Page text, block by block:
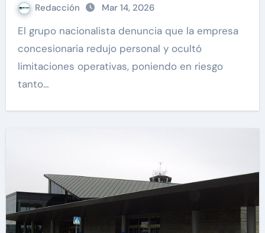
Redacción Mar 14, 2026
El grupo nacionalista denuncia que la empresa
concesionaria redujo personal y ocultó
limitaciones operativas, poniendo en riesgo
tanto…